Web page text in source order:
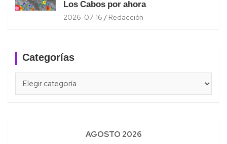
Los Cabos por ahora
2026-07-16 Redacción
Categorías
AGOSTO 2026